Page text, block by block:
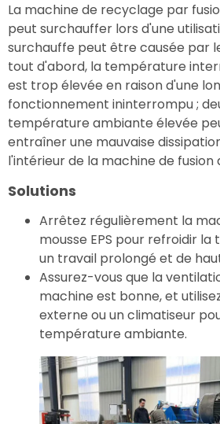
La machine de recyclage par
peut surchauffer lors d'une
surchauffe peut être causée par
tout d'abord, la température
est trop élevée en raison d'une
fonctionnement ininterrompu ;
température ambiante élevée
entraîner une mauvaise
l'intérieur de la machine de fusion
Solutions
Arrêtez régulièrement la
mousse EPS pour refroidir
un travail prolongé et de
Assurez-vous que la
machine est bonne, et
externe ou un climatiseur
température ambiante.